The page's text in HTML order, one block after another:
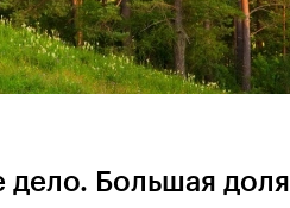
Большая доля